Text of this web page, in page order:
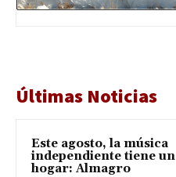
Últimas Noticias
Este agosto, la música
independiente tiene un
hogar: Almagro